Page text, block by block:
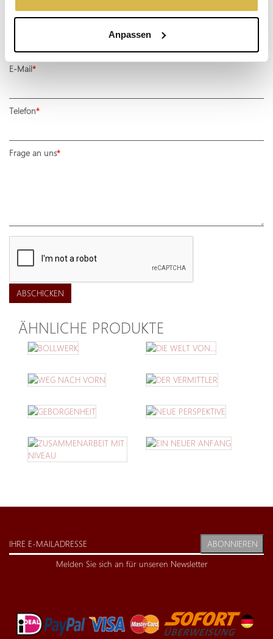
Anpassen
E-Mail
Telefon
Frage an uns
ABSCHICKEN
ÄHNLICHE PRODUKTE
ABONNIEREN
Melden Sie sich an für unseren Newsletter